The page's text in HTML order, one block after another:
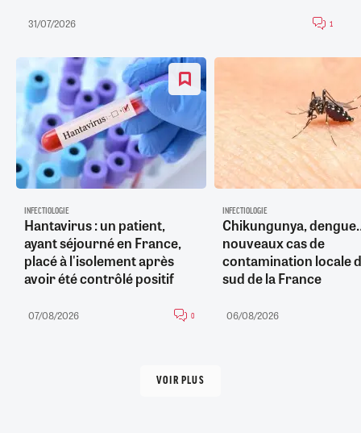
31/07/2026 1
INFECTIOLOGIE
Hantavirus : un patient,
ayant séjourné en France,
placé à l'isolement après
avoir été contrôlé positif
07/08/2026 0
INFECTIOLOGIE
Chikungunya,
nouveaux cas de
contamination locale
sud de la France
06/08/2026
VOIR PLUS